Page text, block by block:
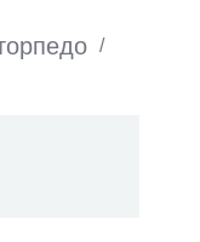
/